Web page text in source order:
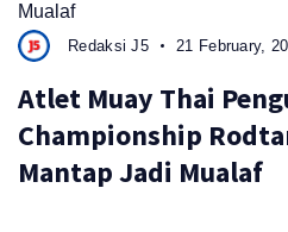
Mualaf
Redaksi J5 21 February,
Atlet Muay Thai
Championship
Mantap Jadi Mualaf